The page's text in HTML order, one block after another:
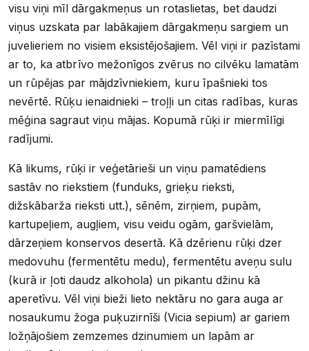
visu viņi mīl dārgakmeņus un rotaslietas, bet daudzi
viņus uzskata par labākajiem dārgakmeņu sargiem un
juvelieriem no visiem eksistējošajiem. Vēl viņi ir pazīstami
ar to, ka atbrīvo mežonīgos zvērus no cilvēku lamatām
un rūpējas par mājdzīvniekiem, kuru īpašnieki tos
nevērtē. Rūķu ienaidnieki – troļļi un citas radības, kuras
mēģina sagraut viņu mājas. Kopumā rūķi ir miermīlīgi
radījumi.
Kā likums, rūķi ir veģetārieši un viņu pamatēdiens
sastāv no riekstiem (funduks, grieķu rieksti,
dižskābarža rieksti utt.), sēnēm, zirņiem, pupām,
kartupeļiem, augļiem, visu veidu ogām, garšvielām,
dārzeņiem konservos desertā. Kā dzērienu rūķi dzer
medovuhu (fermentētu medu), fermentētu aveņu sulu
(kurā ir ļoti daudz alkohola) un pikantu džinu kā
aperetīvu. Vēl viņi bieži lieto nektāru no gara auga ar
nosaukumu žoga puķuzirnīši (Vicia sepium) ar gariem
ložņājošiem zemzemes dzinumiem un lapām ar